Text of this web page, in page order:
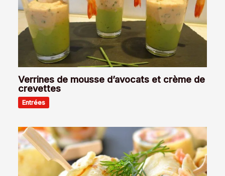
Verrines de mousse d’avocats et crème de
crevettes
Entrées